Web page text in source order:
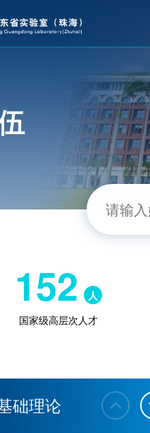
152
人
国家级高层次人才
础理论